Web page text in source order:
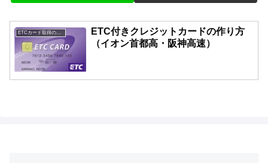
ETCカード取得の方法
ETC付きクレジットカードの作り方
（イオン首都高・阪神高速）